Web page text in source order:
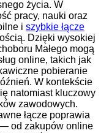
życia. W
pracy, nauki oraz
i szybkie łącze
Dzięki wysokiej
Małego mogą
online, takich jak
pobieranie
W kontekście
natomiast kluczowy
zawodowych.
łącze poprawia
od zakupów online